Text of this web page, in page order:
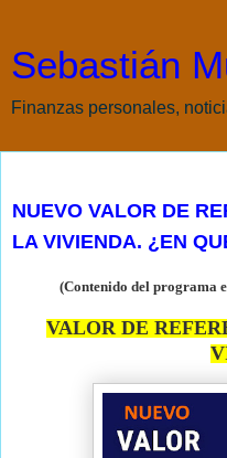
Sebastián
Finanzas personales,
NUEVO VALOR DE
LA VIVIENDA. ¿EN
(Contenido del programa
VALOR DE